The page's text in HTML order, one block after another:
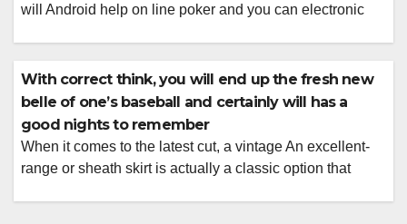
will Android help on line poker and you can electronic
user interface. Baccarat was a game regarding chance
who has got achieved fame owed […]
With correct think, you will end up the fresh new
belle of one’s baseball and certainly will has a
good nights to remember
When it comes to the latest cut, a vintage An excellent-
range or sheath skirt is actually a classic option that